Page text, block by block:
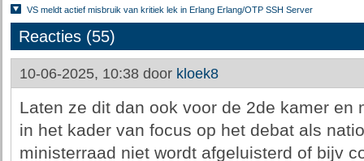
VS meldt actief misbruik van kritiek lek in Erlang Erlang/OTP SSH Server
Reacties (55)
10-06-2025, 10:38 door kloek8
Laten ze dit dan ook voor de 2de kamer en
in het kader van focus op het debat als
ministerraad niet wordt afgeluisterd of bijv